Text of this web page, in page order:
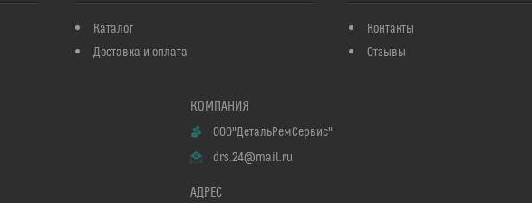
Каталог
Доставка и оплата
Контакты
Отзывы
ООО"ДетальРемСервис"
drs.24@mail.ru